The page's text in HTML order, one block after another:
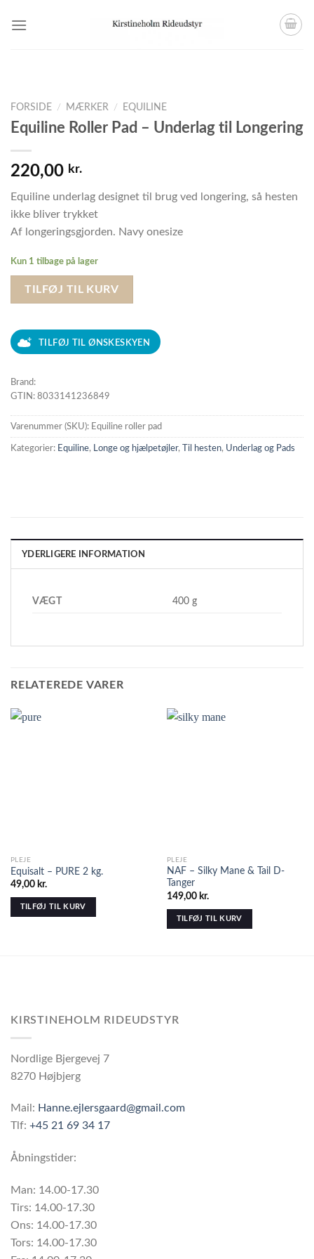
FORSIDE / MÆRKER / EQUILINE
Equiline Roller Pad – Underlag til Longering
220,00 kr.
Equiline underlag designet til brug ved longering, så hesten
ikke bliver trykket
Af longeringsgjorden. Navy onesize
Kun 1 tilbage på lager
TILFØJ TIL KURV
TILFØJ TIL ØNSKESKYEN
Brand:
GTIN: 8033141236849
Varenummer (SKU): Equiline roller pad
Kategorier: Equiline, Longe og hjælpetøjler, Til hesten, Underlag og Pads
YDERLIGERE INFORMATION
VÆGT 400 g
RELATEREDE VARER
PLEJE
Equisalt – PURE 2 kg.
49,00 kr.
TILFØJ TIL KURV
PLEJE
NAF – Silky Mane & Tail D-
Tanger
149,00 kr.
TILFØJ TIL KURV
KIRSTINEHOLM RIDEUDSTYR
Nordlige Bjergevej 7
8270 Højbjerg
Mail: Hanne.ejlersgaard@gmail.com
Tlf: +45 21 69 34 17
Åbningstider:
Man: 14.00-17.30
Tirs: 14.00-17.30
Ons: 14.00-17.30
Tors: 14.00-17.30